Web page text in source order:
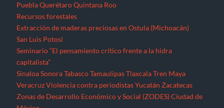
Puebla Querétaro Quintana Roo
Recursos forestales
Extracción de maderas preciosas en Ostula (Michoacán)
San Luis Potosí
Seminario “El pensamiento crítico frente a la hidra
capitalista”
Sinaloa Sonora Tabasco Tamaulipas Tlaxcala Tren Maya
Veracruz Violencia contra periodistas Yucatán Zacatecas
Zonas de Desarrollo Económico y Social (ZODES) Ciudad de